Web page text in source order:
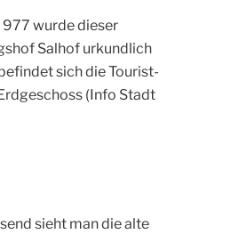
977 wurde dieser
Salhof urkundlich
sich die Tourist-
(Info Stadt
sieht man die alte